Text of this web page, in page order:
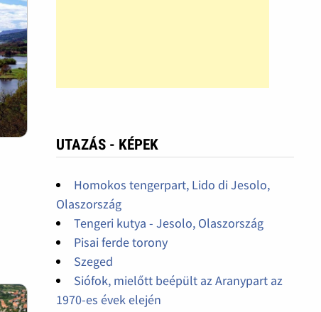
UTAZÁS - KÉPEK
Homokos tengerpart, Lido di Jesolo,
Olaszország
Tengeri kutya - Jesolo, Olaszország
Pisai ferde torony
Szeged
Siófok, mielőtt beépült az Aranypart az
1970-es évek elején